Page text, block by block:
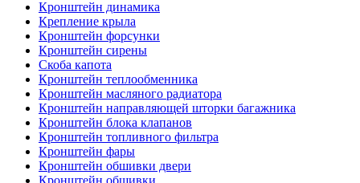
Кронштейн динамика
Крепление крыла
Кронштейн форсунки
Кронштейн сирены
Скоба капота
Кронштейн теплообменника
Кронштейн масляного радиатора
Кронштейн направляющей шторки багажника
Кронштейн блока клапанов
Кронштейн топливного фильтра
Кронштейн фары
Кронштейн обшивки двери
Кронштейн обшивки